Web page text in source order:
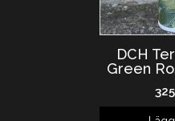
DCH
Green
325